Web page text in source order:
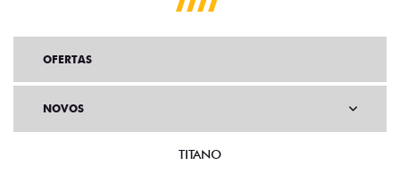
OFERTAS
NOVOS
TITANO